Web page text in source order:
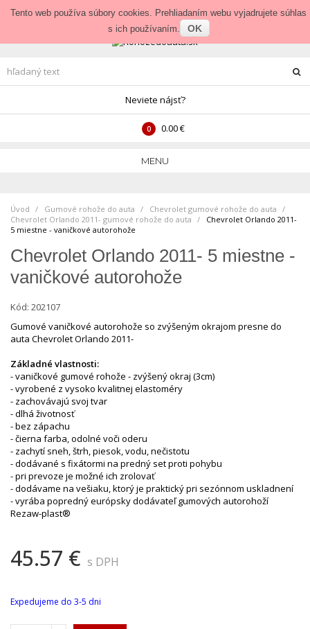
Prihlásenie • Veľkoobchod
Neviete nájsť?
0 0.00 €
MENU
Úvod Gumové rohože do auta Chevrolet gumové rohože do auta
Chevrolet Orlando 2011- gumové rohože do auta
Chevrolet Orlando 2011-
5 miestne - vaničkové autorohože
Chevrolet Orlando 2011- 5 miestne -
vaničkové autorohože
Kód: 202107
Gumové vaničkové autorohože so zvýšeným okrajom presne do
auta Chevrolet Orlando 2011-
Základné vlastnosti:
- vaničkové gumové rohože - zvýšený okraj (3cm)
- vyrobené z vysoko kvalitnej elastoméry
- zachovávajú svoj tvar
- dlhá životnosť
- bez zápachu
- čierna farba, odolné voči oderu
- zachytí sneh, štrh, piesok, vodu, nečistotu
- dodávané s fixátormi na predný set proti pohybu
- pri prevoze je možné ich zrolovať
- dodávame na vešiaku, ktorý je praktický pri sezónnom uskladnení
- vyrába popredný európsky dodávateľ gumových autorohoží
Rezaw-plast®
45.57 € s DPH
Expedujeme do 3-5 dni
Tento web používa súbory cookies. Prehliadaním webu vyjadrujete súhlas
s ich používaním.
OK